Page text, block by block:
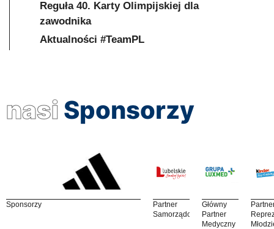
Reguła 40. Karty Olimpijskiej dla
zawodnika
Aktualności #TeamPL
nasi Sponsorzy
Sponsorzy
Partner
Samorządowy
Główny
Partner
Medyczny